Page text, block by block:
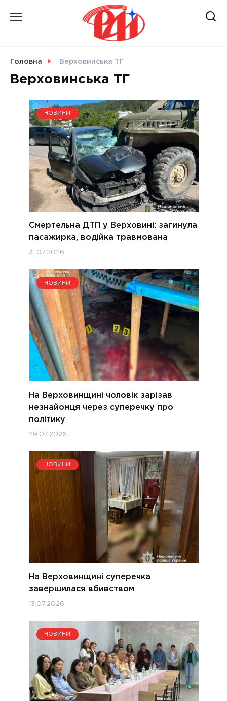
СВІТ
УКРАЇНА
Головна Верховинська ТГ
Верховинська ТГ
НОВИНИ
Смертельна ДТП у Верховині: загинула
пасажирка, водійка травмована
31.07.2026
НОВИНИ
На Верховинщині чоловік зарізав
незнайомця через суперечку про
політику
29.07.2026
НОВИНИ
На Верховинщині суперечка
завершилася вбивством
13.07.2026
НОВИНИ